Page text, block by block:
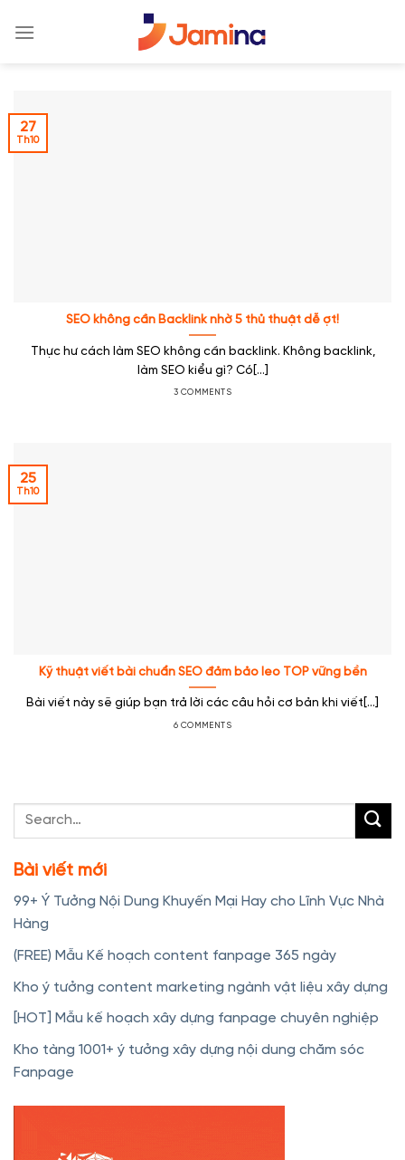
SEO không cần Backlink nhờ 5 thủ thuật dễ ợt!
Thực hư cách làm SEO không cần backlink. Không backlink,
làm SEO kiểu gì? Có[...]
3 COMMENTS
27
Th10
Kỹ thuật viết bài chuẩn SEO đảm bảo leo TOP vững bền
Bài viết này sẽ giúp bạn trả lời các câu hỏi cơ bản khi viết[...]
6 COMMENTS
25
Th10
Bài viết mới
99+ Ý Tưởng Nội Dung Khuyến Mại Hay cho Lĩnh Vực Nhà
Hàng
(FREE) Mẫu Kế hoạch content fanpage 365 ngày
Kho ý tưởng content marketing ngành vật liệu xây dựng
[HOT] Mẫu kế hoạch xây dựng fanpage chuyên nghiệp
Kho tàng 1001+ ý tưởng xây dựng nội dung chăm sóc
Fanpage